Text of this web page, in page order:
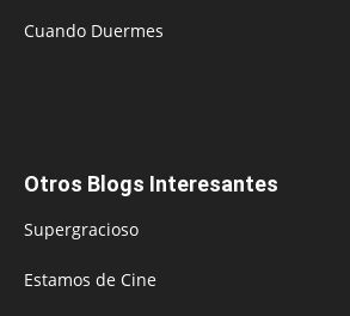
Cuando Duermes
Otros Blogs Interesantes
Supergracioso
Estamos de Cine